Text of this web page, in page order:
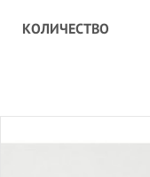
КОЛИЧЕСТВО